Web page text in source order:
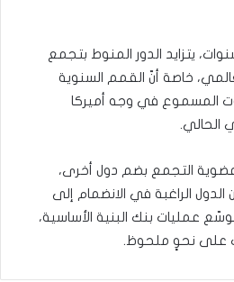
يتزايد الدور المنوط بتجمع
خاصة أنّ القمم السنوية
المسموع في وجه أميركا
الحالي.
توسع عضوية التجمع بضم دول أخرى،
الراغبة في الانضمام إلى
عمليات بنك البنية الأساسية،
على نحوٍ ملحوظ.